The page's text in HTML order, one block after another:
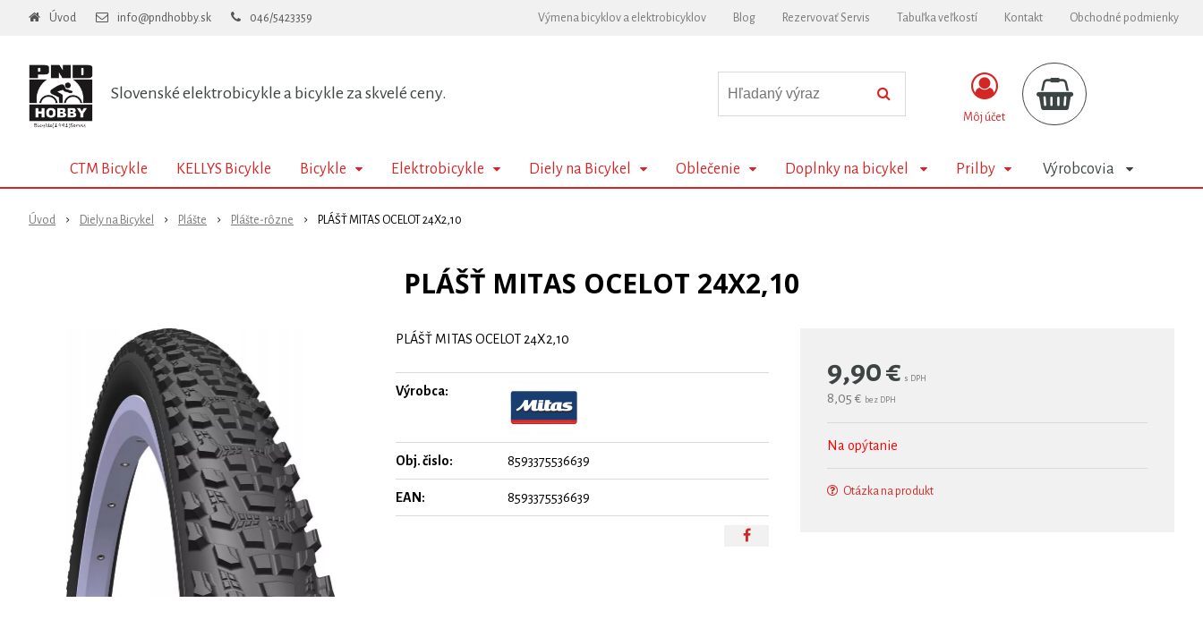
Slovenské elektrobicykle a bicykle za skvelé ceny.
Úvod info@pndhobby.sk 046/5423359 Výmena bicyklov a elektrobicyklov Blog Rezervovať Servis Tabuľka veľkostí Kontakt Obchodné podmienky
Môj účet
CTM Bicykle KELLYS Bicykle Bicykle Elektrobicykle Diely na Bicykel Oblečenie Doplnky na bicykel Prilby Výrobcovia
Úvod Diely na Bicykel Plášte Plášte-rôzne PLÁŠŤ MITAS OCELOT 24X2,10
PLÁŠŤ MITAS OCELOT 24X2,10
9,90€ s DPH
8,05 € bez DPH
Na opýtanie
Otázka na produkt
PLÁŠŤ MITAS OCELOT 24X2,10
Výrobca:
Obj. čislo: 8593375536639
EAN: 8593375536639